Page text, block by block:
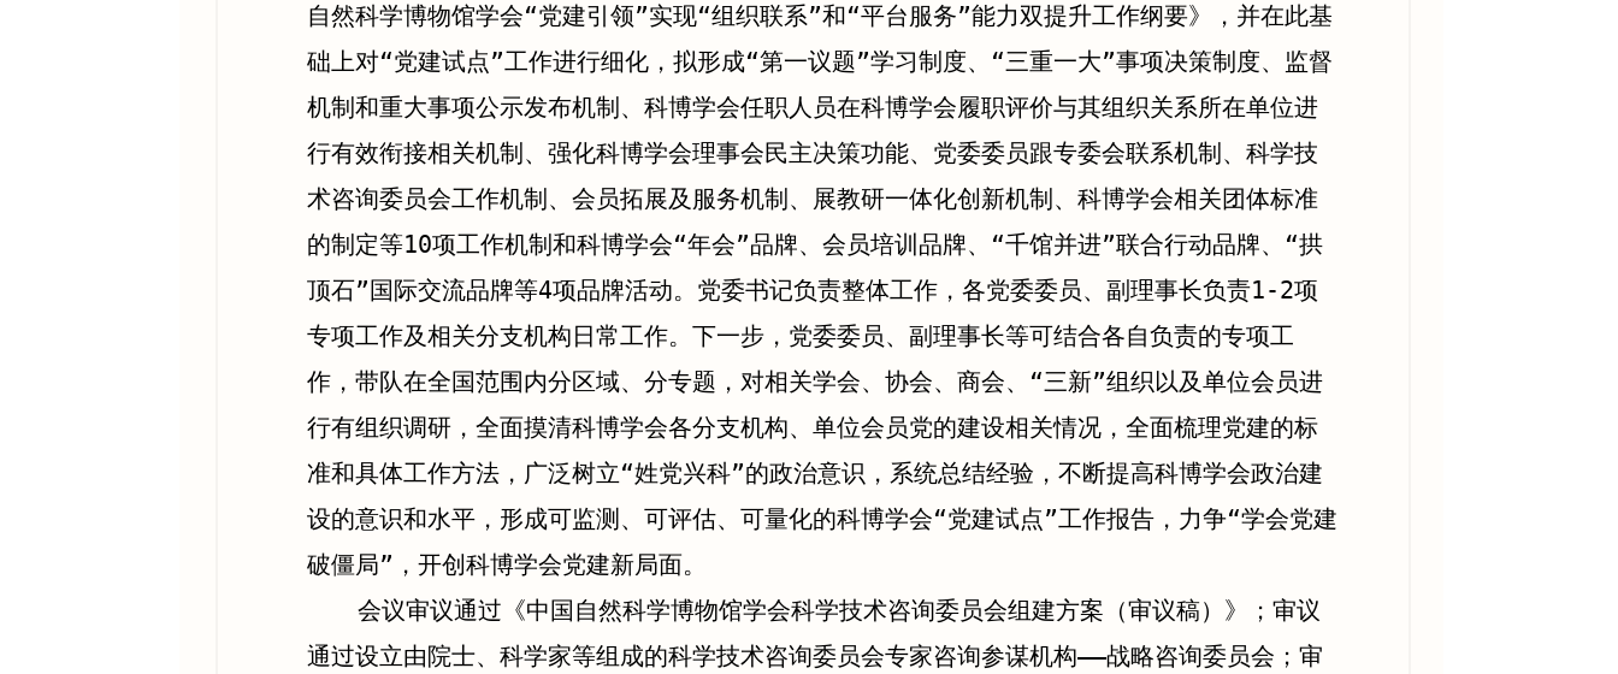
自然科学博物馆学会“党建引领”实现“组织联系”和“平台服务”能力双提升工作纲要》，并在此基
础上对“党建试点”工作进行细化，拟形成“第一议题”学习制度、“三重一大”事项决策制度、监督
机制和重大事项公示发布机制、科博学会任职人员在科博学会履职评价与其组织关系所在单位进
行有效衔接相关机制、强化科博学会理事会民主决策功能、党委委员跟专委会联系机制、科学技
术咨询委员会工作机制、会员拓展及服务机制、展教研一体化创新机制、科博学会相关团体标准
的制定等10项工作机制和科博学会“年会”品牌、会员培训品牌、“千馆并进”联合行动品牌、“拱
顶石”国际交流品牌等4项品牌活动。党委书记负责整体工作，各党委委员、副理事长负责1-2项
专项工作及相关分支机构日常工作。下一步，党委委员、副理事长等可结合各自负责的专项工
作，带队在全国范围内分区域、分专题，对相关学会、协会、商会、“三新”组织以及单位会员进
行有组织调研，全面摸清科博学会各分支机构、单位会员党的建设相关情况，全面梳理党建的标
准和具体工作方法，广泛树立“姓党兴科”的政治意识，系统总结经验，不断提高科博学会政治建
设的意识和水平，形成可监测、可评估、可量化的科博学会“党建试点”工作报告，力争“学会党建
破僵局”，开创科博学会党建新局面。
会议审议通过《中国自然科学博物馆学会科学技术咨询委员会组建方案（审议稿）》；审议
通过设立由院士、科学家等组成的科学技术咨询委员会专家咨询参谋机构——战略咨询委员会；审